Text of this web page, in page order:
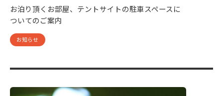
お泊り頂くお部屋、テントサイトの駐車スペースに
ついてのご案内
お知らせ